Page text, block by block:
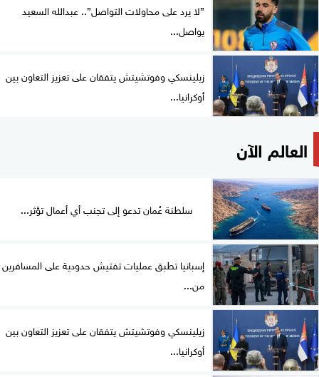
”لا يرد على محاولات التواصل”.. عبدالله السعيد
يواصل...
زيلينسكي وفوتشيتش يتفقان على تعزيز التعاون بين
أوكرانيا...
العالم الآن
سلطنة عُمان تدعو إلى تجنب أي أعمال تؤثر...
إسبانيا تطبق عمليات تفتيش حدودية على المسافرين
من...
زيلينسكي وفوتشيتش يتفقان على تعزيز التعاون بين
أوكرانيا...